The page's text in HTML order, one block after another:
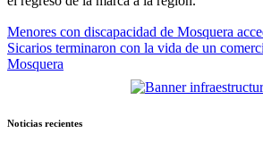
Navegación
de
Menores con discapacidad de Mosquera
Sicarios terminaron con la vida de un
Mosquera
Noticias recientes